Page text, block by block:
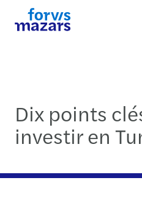
Dix points
investir en